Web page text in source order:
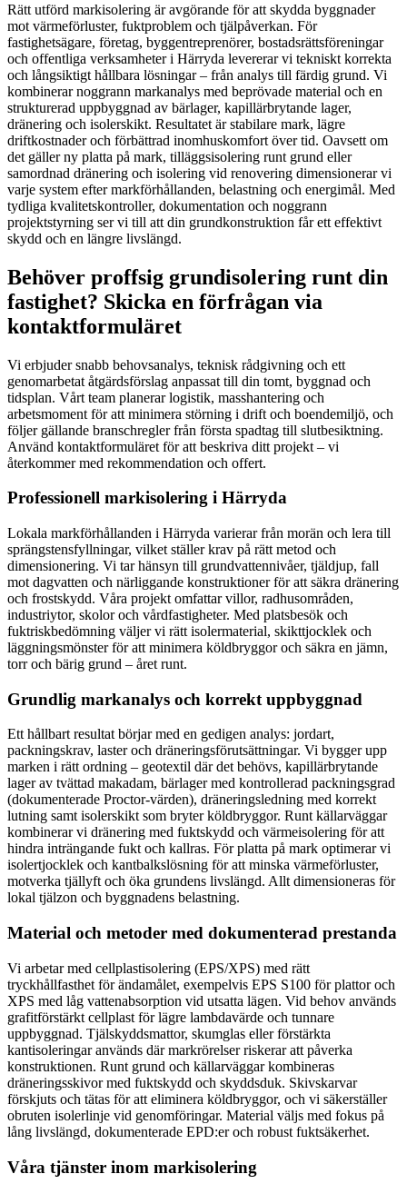
Rätt utförd markisolering är avgörande för att skydda byggnader
mot värmeförluster, fuktproblem och tjälpåverkan. För
fastighetsägare, företag, byggentreprenörer, bostadsrättsföreningar
och offentliga verksamheter i Härryda levererar vi tekniskt korrekta
och långsiktigt hållbara lösningar – från analys till färdig grund. Vi
kombinerar noggrann markanalys med beprövade material och en
strukturerad uppbyggnad av bärlager, kapillärbrytande lager,
dränering och isolerskikt. Resultatet är stabilare mark, lägre
driftkostnader och förbättrad inomhuskomfort över tid. Oavsett om
det gäller ny platta på mark, tilläggsisolering runt grund eller
samordnad dränering och isolering vid renovering dimensionerar vi
varje system efter markförhållanden, belastning och energimål. Med
tydliga kvalitetskontroller, dokumentation och noggrann
projektstyrning ser vi till att din grundkonstruktion får ett effektivt
skydd och en längre livslängd.
Behöver proffsig grundisolering runt din
fastighet? Skicka en förfrågan via
kontaktformuläret
Vi erbjuder snabb behovsanalys, teknisk rådgivning och ett
genomarbetat åtgärdsförslag anpassat till din tomt, byggnad och
tidsplan. Vårt team planerar logistik, masshantering och
arbetsmoment för att minimera störning i drift och boendemiljö, och
följer gällande branschregler från första spadtag till slutbesiktning.
Använd kontaktformuläret för att beskriva ditt projekt – vi
återkommer med rekommendation och offert.
Professionell markisolering i Härryda
Lokala markförhållanden i Härryda varierar från morän och lera till
sprängstensfyllningar, vilket ställer krav på rätt metod och
dimensionering. Vi tar hänsyn till grundvattennivåer, tjäldjup, fall
mot dagvatten och närliggande konstruktioner för att säkra dränering
och frostskydd. Våra projekt omfattar villor, radhusområden,
industriytor, skolor och vårdfastigheter. Med platsbesök och
fuktriskbedömning väljer vi rätt isolermaterial, skikttjocklek och
läggningsmönster för att minimera köldbryggor och säkra en jämn,
torr och bärig grund – året runt.
Grundlig markanalys och korrekt uppbyggnad
Ett hållbart resultat börjar med en gedigen analys: jordart,
packningskrav, laster och dräneringsförutsättningar. Vi bygger upp
marken i rätt ordning – geotextil där det behövs, kapillärbrytande
lager av tvättad makadam, bärlager med kontrollerad packningsgrad
(dokumenterade Proctor-värden), dräneringsledning med korrekt
lutning samt isolerskikt som bryter köldbryggor. Runt källarväggar
kombinerar vi dränering med fuktskydd och värmeisolering för att
hindra inträngande fukt och kallras. För platta på mark optimerar vi
isolertjocklek och kantbalkslösning för att minska värmeförluster,
motverka tjällyft och öka grundens livslängd. Allt dimensioneras för
lokal tjälzon och byggnadens belastning.
Material och metoder med dokumenterad prestanda
Vi arbetar med cellplastisolering (EPS/XPS) med rätt
tryckhållfasthet för ändamålet, exempelvis EPS S100 för plattor och
XPS med låg vattenabsorption vid utsatta lägen. Vid behov används
grafitförstärkt cellplast för lägre lambdavärde och tunnare
uppbyggnad. Tjälskyddsmattor, skumglas eller förstärkta
kantisoleringar används där markrörelser riskerar att påverka
konstruktionen. Runt grund och källarväggar kombineras
dräneringsskivor med fuktskydd och skyddsduk. Skivskarvar
förskjuts och tätas för att eliminera köldbryggor, och vi säkerställer
obruten isolerlinje vid genomföringar. Material väljs med fokus på
lång livslängd, dokumenterade EPD:er och robust fuktsäkerhet.
Våra tjänster inom markisolering